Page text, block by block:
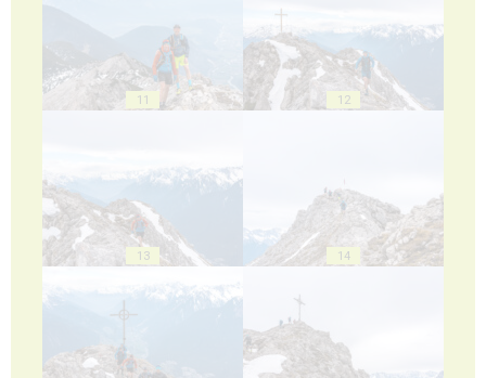
11 12
13 14